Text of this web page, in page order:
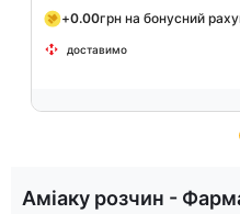
+0.00грн на бонусний
доставимо
ofАміаку розчин -